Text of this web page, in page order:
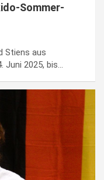
Sommer-
Stiens aus
2025, bis…